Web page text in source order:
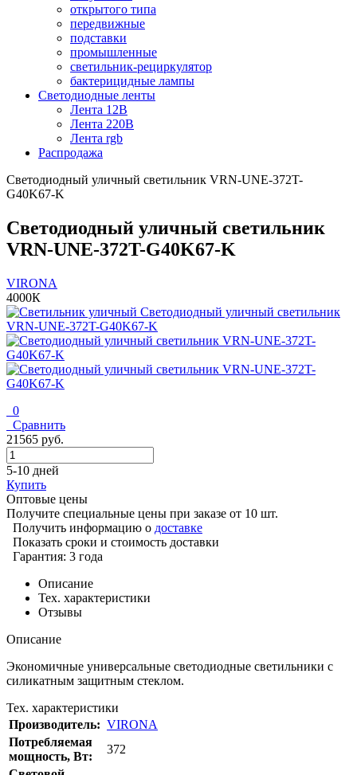
открытого типа
передвижные
подставки
промышленные
светильник-рециркулятор
бактерицидные лампы
Светодиодные ленты
Лента 12В
Лента 220В
Лента rgb
Распродажа
Светодиодный уличный светильник VRN-UNE-372T-
G40K67-K
Светодиодный уличный светильник
VRN-UNE-372T-G40K67-K
VIRONA
4000К
0
Сравнить
21565 руб.
5-10 дней
Купить
Оптовые цены
Получите специальные цены при заказе от 10 шт.
Получить информацию о доставке
Показать сроки и стоимость доставки
Гарантия: 3 года
Описание
Тех. характеристики
Отзывы
Описание
Экономичные универсальные светодиодные светильники с
силикатным защитным стеклом.
Тех. характеристики
Производитель: VIRONA
Потребляемая
мощность, Вт:
372